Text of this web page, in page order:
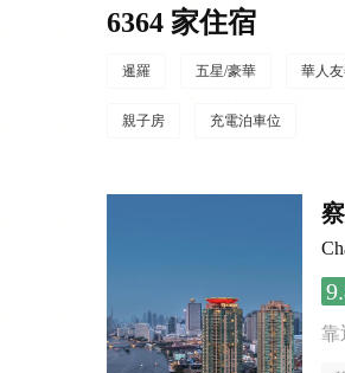
6364 家住宿
暹羅 五星/豪華 華人
親子房 充電泊車位
靠